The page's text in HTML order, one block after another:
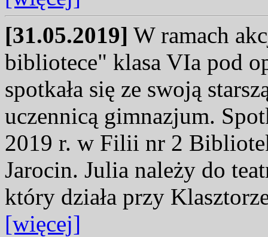
[31.05.2019] W ramach
bibliotece" klasa VIa pod
spotkała się ze swoją
uczennicą gimnazjum.
2019 r. w Filii nr 2
Jarocin. Julia należy do
który działa przy
[więcej]